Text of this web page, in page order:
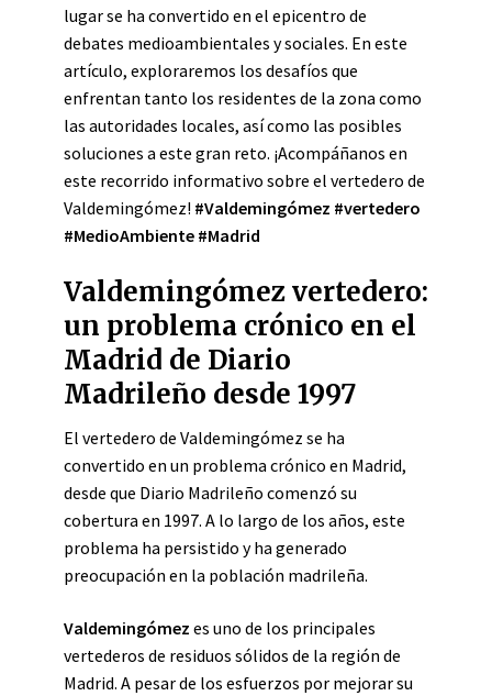
lugar se ha convertido en el epicentro de
debates medioambientales y sociales. En este
artículo, exploraremos los desafíos que
enfrentan tanto los residentes de la zona como
las autoridades locales, así como las posibles
soluciones a este gran reto. ¡Acompáñanos en
este recorrido informativo sobre el vertedero de
Valdemingómez! #Valdemingómez #vertedero
#MedioAmbiente #Madrid
Valdemingómez vertedero:
un problema crónico en el
Madrid de Diario
Madrileño desde 1997
El vertedero de Valdemingómez se ha
convertido en un problema crónico en Madrid,
desde que Diario Madrileño comenzó su
cobertura en 1997. A lo largo de los años, este
problema ha persistido y ha generado
preocupación en la población madrileña.
Valdemingómez es uno de los principales
vertederos de residuos sólidos de la región de
Madrid. A pesar de los esfuerzos por mejorar su